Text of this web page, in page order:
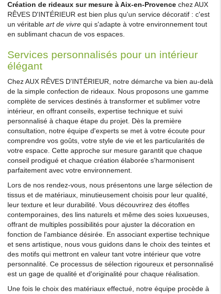
Création de rideaux sur mesure à Aix-en-Provence chez AUX
RÊVES D'INTÉRIEUR est bien plus qu'un service décoratif : c'est
un véritable art de vivre qui s'adapte à votre environnement tout
en sublimant chacun de vos espaces.
Services personnalisés pour un intérieur
élégant
Chez AUX RÊVES D'INTÉRIEUR, notre démarche va bien au-delà
de la simple confection de rideaux. Nous proposons une gamme
complète de services destinés à transformer et sublimer votre
intérieur, en offrant conseils, expertise technique et suivi
personnalisé à chaque étape du projet. Dès la première
consultation, notre équipe d'experts se met à votre écoute pour
comprendre vos goûts, votre style de vie et les particularités de
votre espace. Cette approche sur mesure garantit que chaque
conseil prodigué et chaque création élaborée s'harmonisent
parfaitement avec votre environnement.
Lors de nos rendez-vous, nous présentons une large sélection de
tissus et de matériaux, minutieusement choisis pour leur qualité,
leur texture et leur durabilité. Vous découvrirez des étoffes
contemporaines, des lins naturels et même des soies luxueuses,
offrant de multiples possibilités pour ajuster la décoration en
fonction de l'ambiance désirée. En associant expertise technique
et sens artistique, nous vous guidons dans le choix des teintes et
des motifs qui mettront en valeur tant votre intérieur que votre
personnalité. Ce processus de sélection rigoureux et personnalisé
est un gage de qualité et d'originalité pour chaque réalisation.
Une fois le choix des matériaux effectué, notre équipe procède à